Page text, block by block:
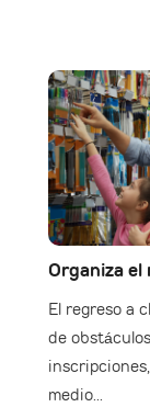
Organiza el
El regreso a
de
medio...